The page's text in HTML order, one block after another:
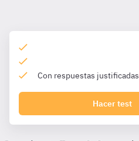
Con respuestas justificadas
Hacer test